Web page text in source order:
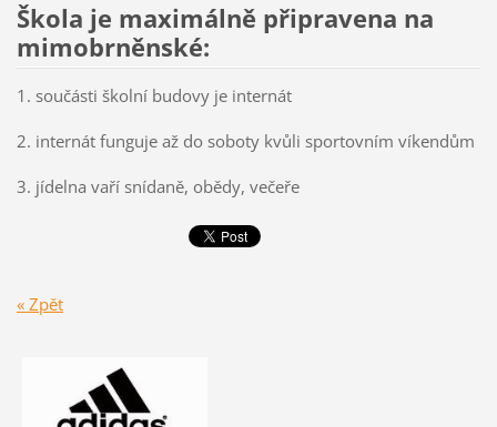
Škola je maximálně připravena na
mimobrněnské:
1. součásti školní budovy je internát
2. internát funguje až do soboty kvůli sportovním víkendům
3. jídelna vaří snídaně, obědy, večeře
« Zpět